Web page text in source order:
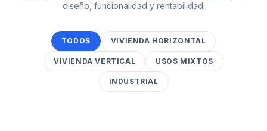
diseño, funcionalidad y rentabilidad.
TODOS VIVIENDA HORIZONTAL
VIVIENDA VERTICAL USOS MIXTOS
INDUSTRIAL